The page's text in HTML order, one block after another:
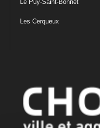
Le Puy-Saint-Bonnet
Les Cerqueux